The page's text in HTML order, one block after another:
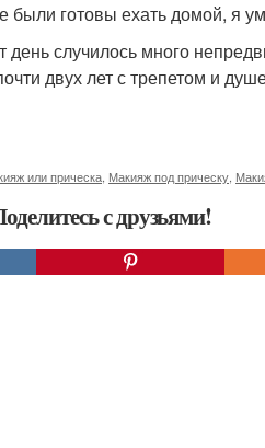
были готовы ехать домой, я
день случилось много
двух лет с трепетом и
или прическа Макияж под прическу
с друзьями!